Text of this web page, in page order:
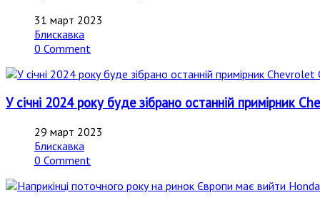
31 март 2023
Блискавка
0 Comment
У січні 2024 року буде зібрано останній примірник
29 март 2023
Блискавка
0 Comment